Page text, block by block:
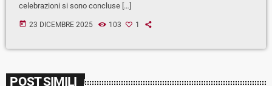
celebrazioni si sono concluse […]
today 23 DICEMBRE 2025 103 1
POST SIMILI